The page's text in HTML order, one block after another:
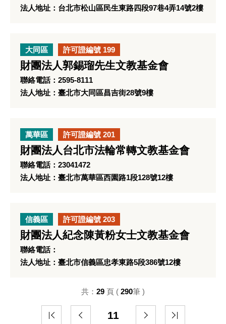
法人地址：台北市松山區民生東路四段97巷4弄14號2樓
大同區 許可證編號 199
財團法人郭錫瑠先生文教基金會
聯絡電話：2595-8111
法人地址：臺北市大同區昌吉街28號9樓
萬華區 許可證編號 201
財團法人台北市法輪常轉文教基金會
聯絡電話：23041472
法人地址：臺北市萬華區西園路1段128號12樓
信義區 許可證編號 203
財團法人紀念陳黃粉女士文教基金會
聯絡電話：
法人地址：臺北市信義區忠孝東路5段386號12樓
11
共： 29 頁 ( 290筆 )